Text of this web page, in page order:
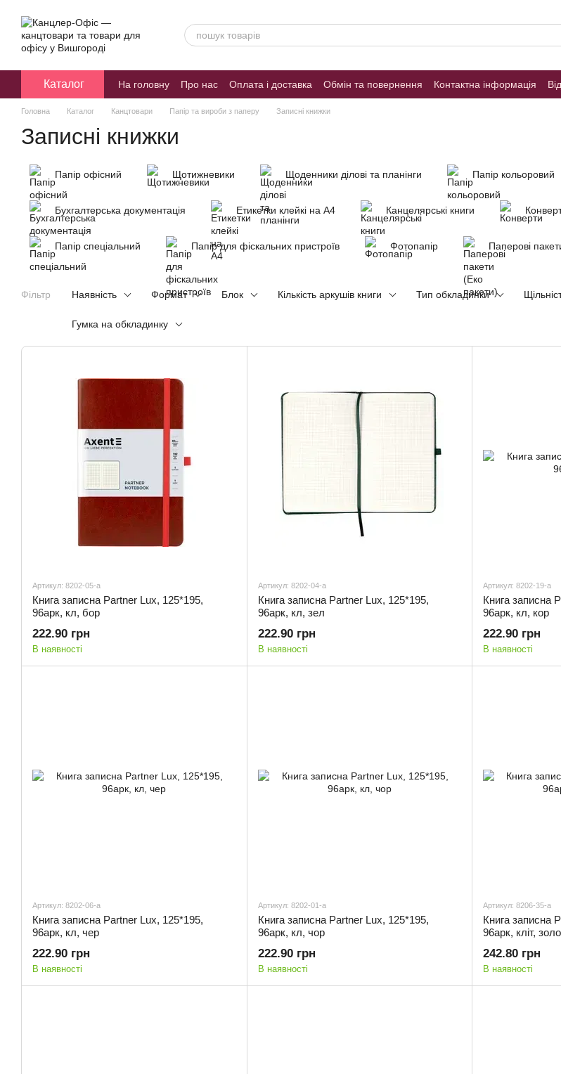
Каталог На головну Про нас Оплата і доставка Обмін та повернення Контактна інформація
Блог
Головна Каталог Канцтовари Папір та вироби з паперу Записні книжки
Записні книжки
Папір офісний Щотижневики Щоденники ділові та планінги Папір кольоровий
Бухгалтерська документація Етикетки клейкі на А4 Канцелярські книги
Папір спеціальний Папір для фіскальних пристроїв Фотопапір Паперові
Фільтр Наявність Формат Блок Кількість аркушів книги Тип обкладинки
Гумка на обкладинку
Артикул: 8202-05-a
Книга записна Partner Lux, 125*195,
96арк, кл, бор
222.90 грн
В наявності
Артикул: 8202-04-a
Книга записна Partner Lux, 125*195,
96арк, кл, зел
222.90 грн
В наявності
Артикул: 8202-19-a
Книга записна
96арк, кл, кор
222.90 грн
В наявності
Артикул: 8202-06-a
Книга записна Partner Lux, 125*195,
96арк, кл, чер
222.90 грн
В наявності
Артикул: 8202-01-a
Книга записна Partner Lux, 125*195,
96арк, кл, чор
222.90 грн
В наявності
Артикул: 8206-35-a
Книга записна
96арк, кліт,
242.80 грн
В наявності